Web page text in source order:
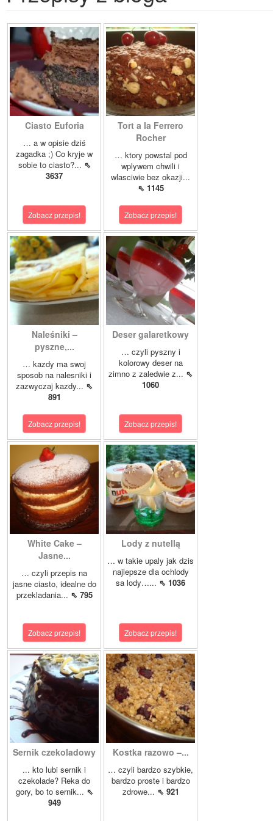
Ciasto Euforia
… a w opisie dziś
zagadka ;) Co kryje w
sobie to ciasto?... ⇖
3637
Zobacz przepis!
Tort a la Ferrero
Rocher
… ktory powstal pod
wplywem chwili i
wlasciwie bez okazji...
⇖ 1145
Zobacz przepis!
Naleśniki –
pyszne,...
… kazdy ma swoj
sposob na nalesniki i
zazwyczaj kazdy... ⇖
891
Zobacz przepis!
Deser galaretkowy
… czyli pyszny i
kolorowy deser na
zimno z zaledwie z... ⇖
1060
Zobacz przepis!
White Cake –
Jasne...
… czyli przepis na
jasne ciasto, idealne do
przekladania... ⇖ 795
Zobacz przepis!
Lody z nutellą
… w takie upaly jak dzis
najlepsze dla ochlody
sa lody…... ⇖ 1036
Zobacz przepis!
Sernik czekoladowy
... kto lubi sernik i
czekolade? Reka do
gory, bo to sernik... ⇖
949
Kostka razowo –...
… czyli bardzo szybkie,
bardzo proste i bardzo
zdrowe... ⇖ 921